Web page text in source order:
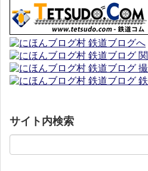
サイト内検索